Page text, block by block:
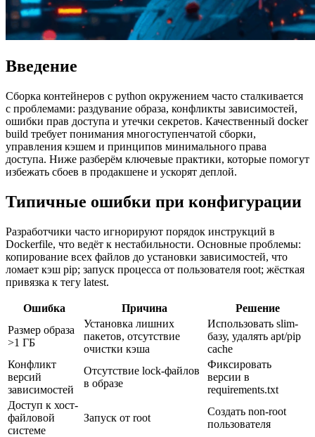
Введение
Сборка контейнеров с python окружением часто сталкивается
с проблемами: раздувание образа, конфликты зависимостей,
ошибки прав доступа и утечки секретов. Качественный docker
build требует понимания многоступенчатой сборки,
управления кэшем и принципов минимального права
доступа. Ниже разберём ключевые практики, которые помогут
избежать сбоев в продакшене и ускорят деплой.
Типичные ошибки при конфигурации
Разработчики часто игнорируют порядок инструкций в
Dockerfile, что ведёт к нестабильности. Основные проблемы:
копирование всех файлов до установки зависимостей, что
ломает кэш pip; запуск процесса от пользователя root; жёсткая
привязка к тегу latest.
Ошибка Причина
Решение
Размер образа
>1 ГБ
Установка лишних
пакетов, отсутствие
очистки кэша
Использовать slim-
базу, удалять apt/pip
cache
Конфликт
версий
зависимостей
Отсутствие lock-файлов
в образе
Фиксировать
версии в
requirements.txt
Доступ к хост-
файловой
системе
Запуск от root
Создать non-root
пользователя